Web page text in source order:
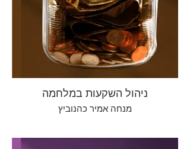
ניהול השקעות במלחמה
מנחה אמיר כהנוביץ